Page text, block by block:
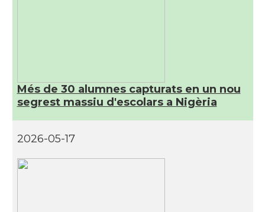
Més de 30 alumnes capturats en un nou
segrest massiu d'escolars a Nigèria
2026-05-17